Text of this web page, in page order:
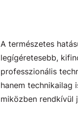
A természetes
legígéretesebb,
professzionális
hanem technikailag
miközben rendkívül